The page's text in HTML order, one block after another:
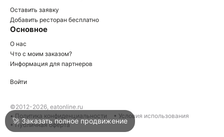
Войти
Написать в техподдержку
Оставить заявку
Добавить ресторан бесплатно
Основное
О нас
Что с моим заказом?
Информация для партнеров
Войти
©2012-2026, eatonline.ru
• Политика конфиденциальности
• Условия использования
• Публичная оферта
🚀 Заказать полное продвижение